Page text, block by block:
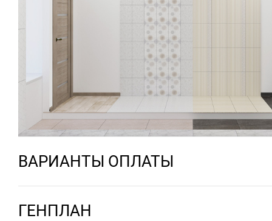
ВАРИАНТЫ ОПЛАТЫ
ГЕНПЛАН